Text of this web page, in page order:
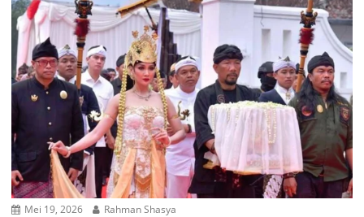
Mei 19, 2026 Rahman Shasya